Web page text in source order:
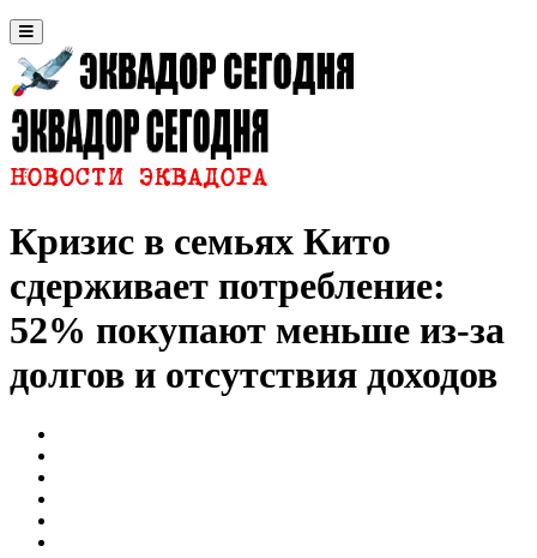
Кризис в семьях Кито
сдерживает потребление:
52% покупают меньше из-за
долгов и отсутствия доходов